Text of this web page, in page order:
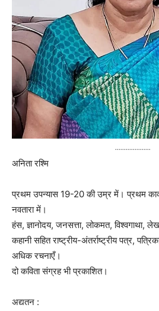
....................
अनिता रश्मि
प्रथम उपन्यास 19-20 की उम्र में। प्रथम
नवतारा में।
हंस, ज्ञानोदय, जनसत्ता, लोकमत, विश्वगाथा,
कहानी सहित राष्ट्रीय-अंतर्राष्ट्रीय पत्र,
अधिक रचनाएँ।
दो कविता संग्रह भी प्रकाशित।
अद्यतन :